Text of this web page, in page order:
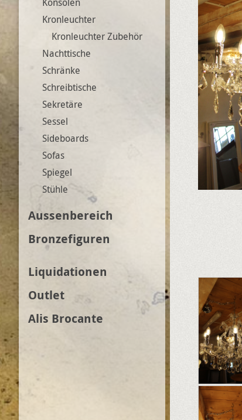
Aussenbereich
Kronleuchter
Kronleuchter Zubehör
Nachttische
Schränke
Schreibtische
Sekretäre
Sessel
Sideboards
Sofas
Spiegel
Stühle
Bronzefiguren
Liquidationen
Outlet
Alis Brocante